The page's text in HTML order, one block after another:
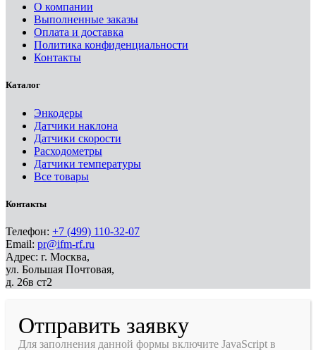
О компании
Выполненные заказы
Оплата и доставка
Политика конфиденциальности
Контакты
Каталог
Энкодеры
Датчики наклона
Датчики скорости
Расходометры
Датчики температуры
Все товары
Контакты
Телефон: +7 (499) 110-32-07
Email: pr@ifm-rf.ru
Адрес: г. Москва,
ул. Большая Почтовая,
д. 26в ст2
Отправить заявку
Для заполнения данной формы включите JavaScript в